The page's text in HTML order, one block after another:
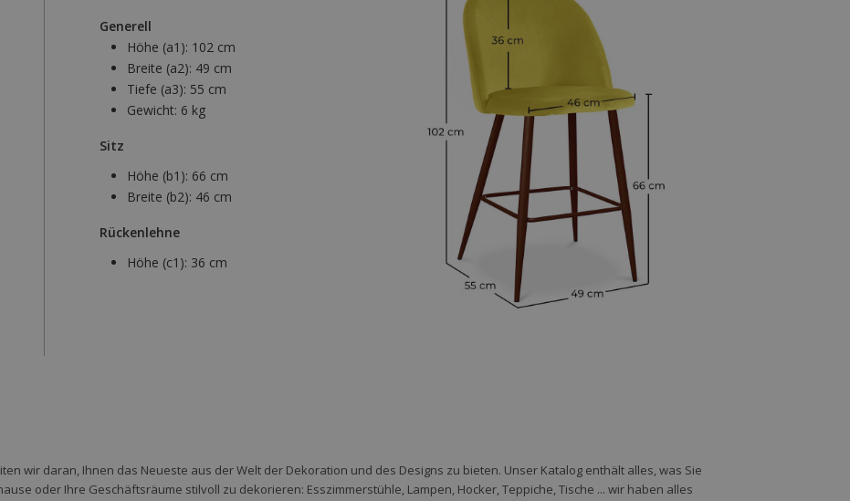
Generell
Höhe (a1): 102 cm
Breite (a2): 49 cm
Tiefe (a3): 55 cm
Gewicht: 6 kg
Sitz
Höhe (b1): 66 cm
Breite (b2): 46 cm
Rückenlehne
Höhe (c1): 36 cm
wir daran, Ihnen das Neueste aus der Welt der Dekoration und des Designs zu bieten. Unser Katalog enthält alles, was Sie
oder Ihre Geschäftsräume stilvoll zu dekorieren: Esszimmerstühle, Lampen, Hocker, Teppiche, Tische ... wir haben alles